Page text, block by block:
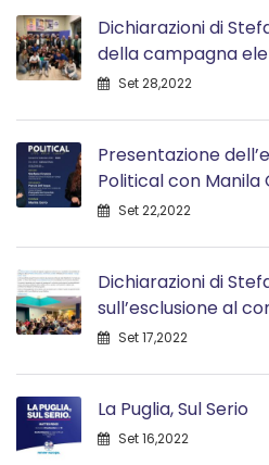
Dichiarazioni di
della campagna
Set 28,2022
Presentazione
Political con Manila
Set 22,2022
Dichiarazioni di
sull’esclusione al
Set 17,2022
La Puglia, Sul Serio
Set 16,2022